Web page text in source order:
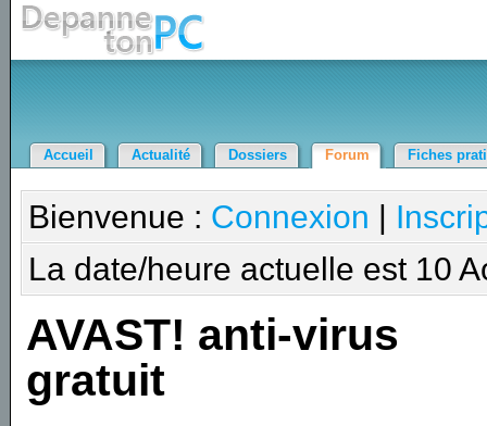
Accueil Actualité Dossiers Forum Fiches
Bienvenue : Connexion |
La date/heure actuelle est 10
AVAST! anti-virus
gratuit